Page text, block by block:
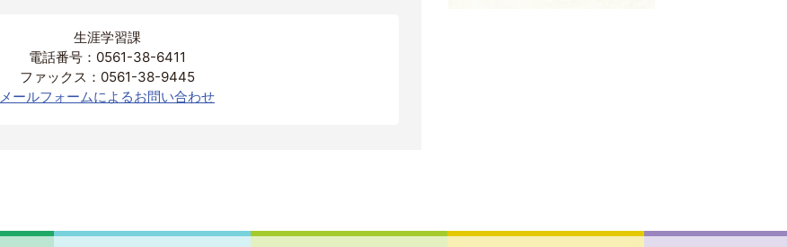
生涯学習課
電話番号：0561-38-6411
ファックス：0561-38-9445
メールフォームによるお問い合わせ